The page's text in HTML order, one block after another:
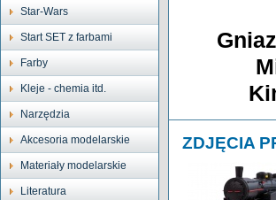
Star-Wars
Start SET z farbami
Farby
Kleje - chemia itd.
Narzędzia
Akcesoria modelarskie
Materiały modelarskie
Literatura
ZDJĘCIA